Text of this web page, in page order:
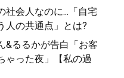
会人なのに...「自宅
人の共通点」とは?
るるかが告白「お客
ゃった夜」【私の過